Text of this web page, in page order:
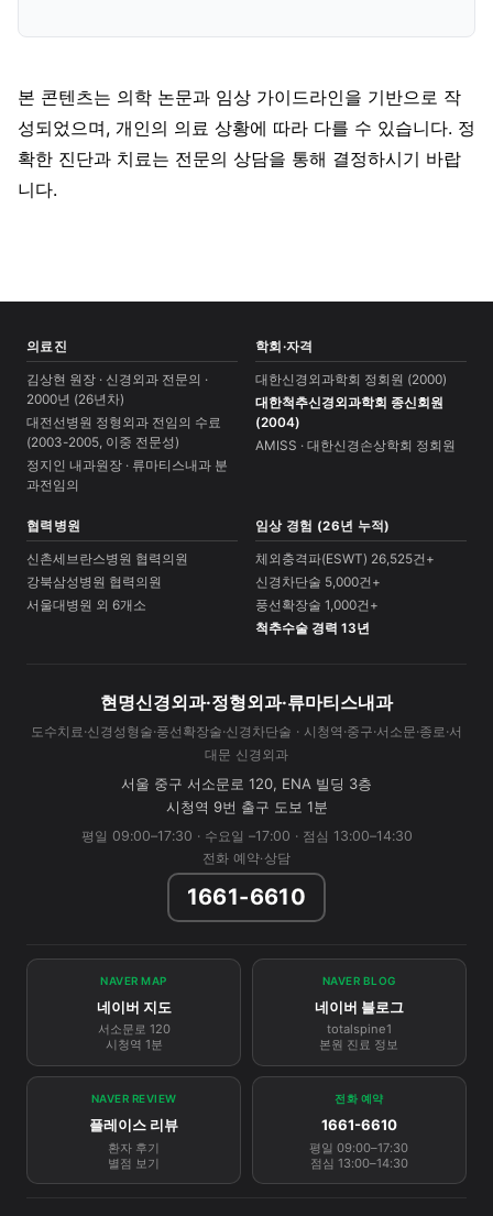
본 콘텐츠는 의학 논문과 임상 가이드라인을 기반으로 작
성되었으며, 개인의 의료 상황에 따라 다를 수 있습니다. 정
확한 진단과 치료는 전문의 상담을 통해 결정하시기 바랍
니다.
의료진
김상현 원장 · 신경외과 전문의 ·
2000년 (26년차)
대전선병원 정형외과 전임의 수료
(2003-2005, 이중 전문성)
정지인 내과원장 · 류마티스내과 분
과전임의
학회·자격
대한신경외과학회 정회원 (2000)
대한척추신경외과학회 종신회원
(2004)
AMISS · 대한신경손상학회 정회원
협력병원
신촌세브란스병원 협력의원
강북삼성병원 협력의원
서울대병원 외 6개소
임상 경험 (26년 누적)
체외충격파(ESWT) 26,525건+
신경차단술 5,000건+
풍선확장술 1,000건+
척추수술 경력 13년
현명신경외과·정형외과·류마티스내과
도수치료·신경성형술·풍선확장술·신경차단술 · 시청역·중구·서소문·종로·서
대문 신경외과
서울 중구 서소문로 120, ENA 빌딩 3층
시청역 9번 출구 도보 1분
평일 09:00–17:30 · 수요일 –17:00 · 점심 13:00–14:30
전화 예약·상담
1661-6610
NAVER MAP
네이버 지도
서소문로 120
시청역 1분
NAVER BLOG
네이버 블로그
totalspine1
본원 진료 정보
NAVER REVIEW
플레이스 리뷰
환자 후기
별점 보기
전화 예약
1661-6610
평일 09:00–17:30
점심 13:00–14:30